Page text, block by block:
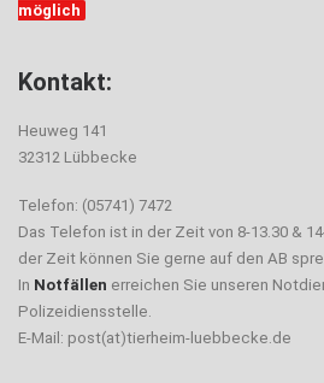
möglich
Kontakt:
Heuweg 141
32312 Lübbecke
Telefon: (05741) 7472
Das Telefon ist in der Zeit von 8-13.30 &
der Zeit können Sie gerne auf den AB
In Notfällen erreichen Sie unseren
Polizeidiensstelle.
E-Mail: post(at)tierheim-luebbecke.de